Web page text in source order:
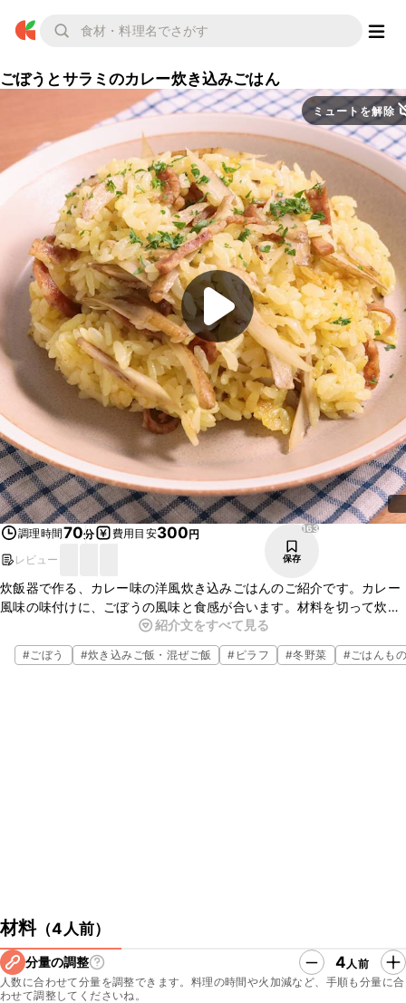
ごぼうとサラミのカレー炊き込みごはん
ミュートを解除
調理時間70分 費用目安300円
レビュー
163
保存
炊飯器で作る、カレー味の洋風炊き込みごはんのご紹介です。カレー
風味の味付けに、ごぼうの風味と食感が合います。材料を切って炊飯
器に入れるだけでとっても簡単なので、忙しいときにもおすすめで
す。ぜひお試しくださいね。
紹介文をすべて見る
#ごぼう #炊き込みご飯・混ぜご飯 # ピラフ #冬野菜 #ごはんも
材料（4人前）
分量の調整 4人前
人数に合わせて分量を調整できます。料理の時間や火加減など、手順も分量に合
わせて調整してくださいね。